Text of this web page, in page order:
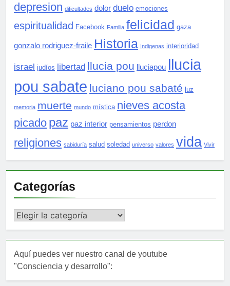
depresion dificultades dolor duelo emociones
espiritualidad Facebook Familia felicidad gaza
gonzalo rodriguez-fraile Historia Indigenas interioridad
israel judíos libertad llucia pou lluciapou llucia
pou sabate luciano pou sabaté luz
memoria muerte mundo mística nieves acosta
picado paz paz interior pensamientos perdon
religiones sabiduría salud soledad universo valores vida Vivir
Categorías
Categorías
Aquí puedes ver nuestro canal de youtube
"Consciencia y desarrollo":